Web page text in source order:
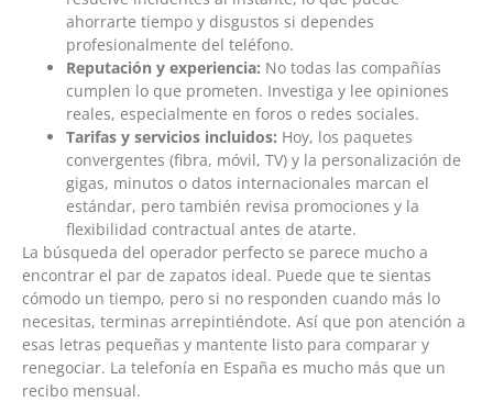
ahorrarte tiempo y disgustos si dependes
profesionalmente del teléfono.
Reputación y experiencia: No todas las compañías
cumplen lo que prometen. Investiga y lee opiniones
reales, especialmente en foros o redes sociales.
Tarifas y servicios incluidos: Hoy, los paquetes
convergentes (fibra, móvil, TV) y la personalización de
gigas, minutos o datos internacionales marcan el
estándar, pero también revisa promociones y la
flexibilidad contractual antes de atarte.
La búsqueda del operador perfecto se parece mucho a
encontrar el par de zapatos ideal. Puede que te sientas
cómodo un tiempo, pero si no responden cuando más lo
necesitas, terminas arrepintiéndote. Así que pon atención a
esas letras pequeñas y mantente listo para comparar y
renegociar. La telefonía en España es mucho más que un
recibo mensual.